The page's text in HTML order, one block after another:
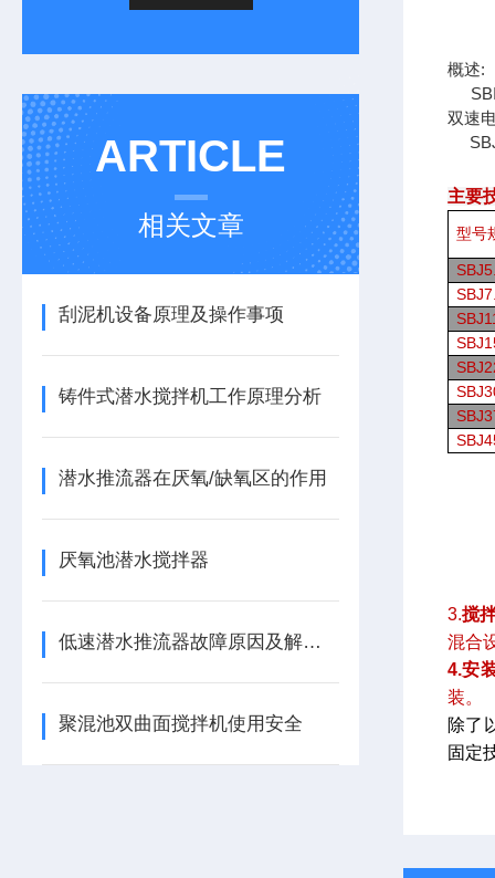
ARTICLE
相关文章
刮泥机设备原理及操作事项
铸件式潜水搅拌机工作原理分析
潜水推流器在厌氧/缺氧区的作用
厌氧池潜水搅拌器
低速潜水推流器故障原因及解决方法
聚混池双曲面搅拌机使用安全
概述:
SBI
双速
SBJ
主要
型号
3.搅
混合
4.安
装。
除了
固定